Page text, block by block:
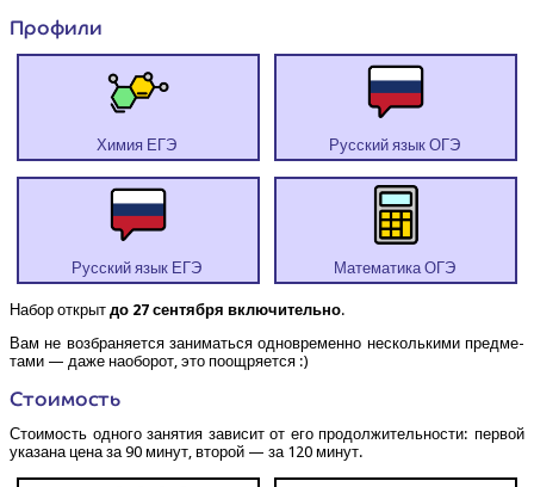
Про­фи­ли
Химия ЕГЭ Рус­ский язык ОГЭ
Рус­ский язык ЕГЭ Мате­ма­ти­ка ОГЭ
Набор открыт до 27 сен­тяб­ря вклю­чи­тель­но.
Вам не воз­бра­ня­ет­ся зани­мать­ся одно­вре­мен­но несколь­ки­ми пред­ме­
та­ми — даже наобо­рот, это поощряется :)
Сто­и­мость
Сто­и­мость одно­го заня­тия зави­сит от его про­дол­жи­тель­но­сти: пер­вой
ука­за­на цена за 90 минут, вто­рой — за 120 минут.